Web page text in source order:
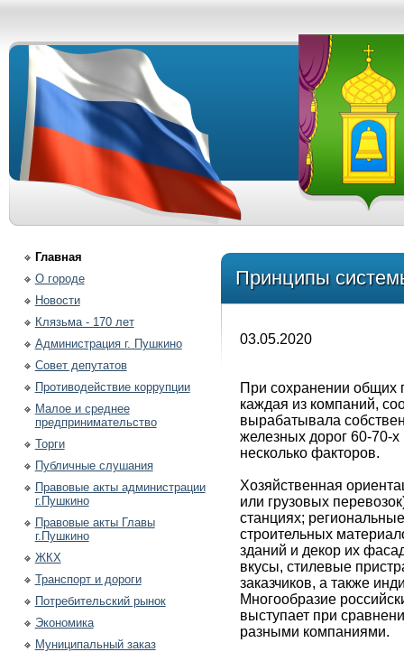
Главная
О городе
Новости
Клязьма - 170 лет
Администрация г. Пушкино
Совет депутатов
Противодействие коррупции
Малое и среднее
предпринимательство
Торги
Публичные слушания
Правовые акты администрации
г.Пушкино
Правовые акты Главы
г.Пушкино
ЖКХ
Транспорт и дороги
Потребительский рынок
Экономика
Муниципальный заказ
Принципы
03.05.2020
При сохранении общих
каждая из компаний,
вырабатывала
железных дорог 60-70-х
несколько факторов.
Хозяйственная
или грузовых
станциях;
строительных
зданий и декор их
вкусы, стилевые
заказчиков, а также
Многообразие
выступает при
разными компаниями.